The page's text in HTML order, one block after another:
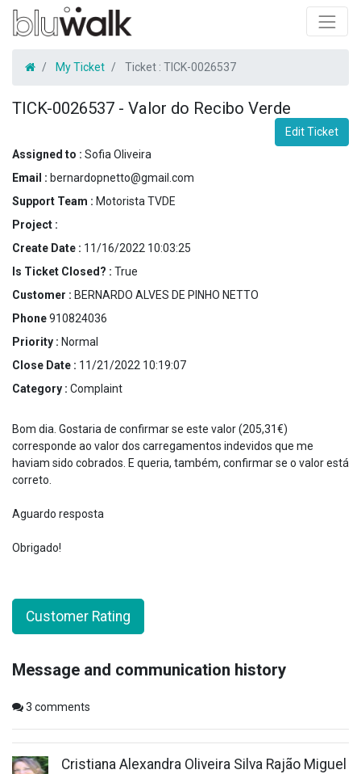
My Ticket Ticket : TICK-0026537
TICK-0026537 - Valor do Recibo Verde
Edit Ticket
Assigned to : Sofia Oliveira
Email : bernardopnetto@gmail.com
Support Team : Motorista TVDE
Project :
Create Date : 11/16/2022 10:03:25
Is Ticket Closed? : True
Customer : BERNARDO ALVES DE PINHO NETTO
Phone910824036
Priority : Normal
Close Date : 11/21/2022 10:19:07
Category : Complaint
Bom dia. Gostaria de confirmar se este valor (205,31€)
corresponde ao valor dos carregamentos indevidos que me
haviam sido cobrados. E queria, também, confirmar se o valor está
correto.
Aguardo resposta
Obrigado!
Customer Rating
Message and communication history
3 comments
Cristiana Alexandra Oliveira Silva Rajão Miguel